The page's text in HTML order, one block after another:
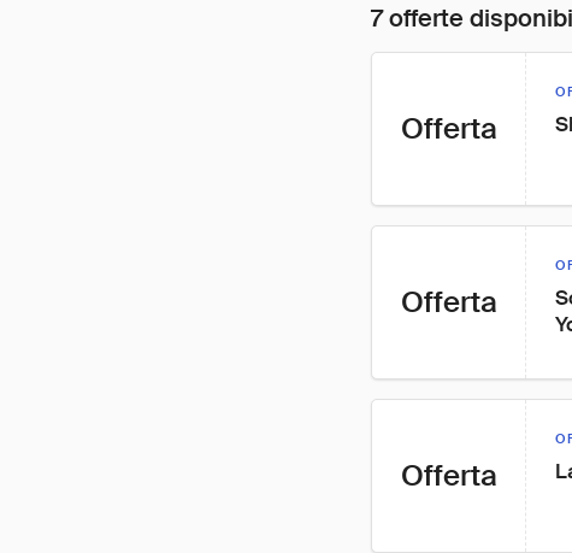
7 offerte
Offerta
Offerta
Offerta